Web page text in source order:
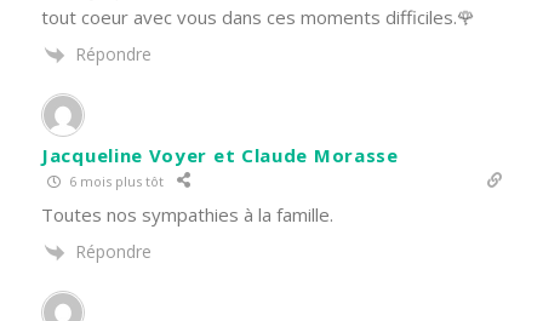
tout coeur avec vous dans ces moments difficiles.🌹
Répondre
Jacqueline Voyer et Claude Morasse
6 mois plus tôt
Toutes nos sympathies à la famille.
Répondre